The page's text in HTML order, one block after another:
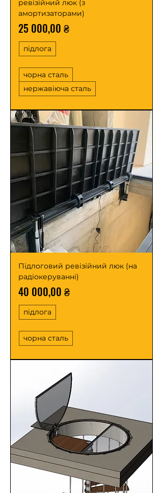
ревізійний люк (з
амортизаторами)
Ціна
25 000,00 ₴
підлога
чорна сталь
нержавіюча сталь
Підлоговий ревізійний люк (на
радіокеруванні)
Ціна
40 000,00 ₴
підлога
чорна сталь